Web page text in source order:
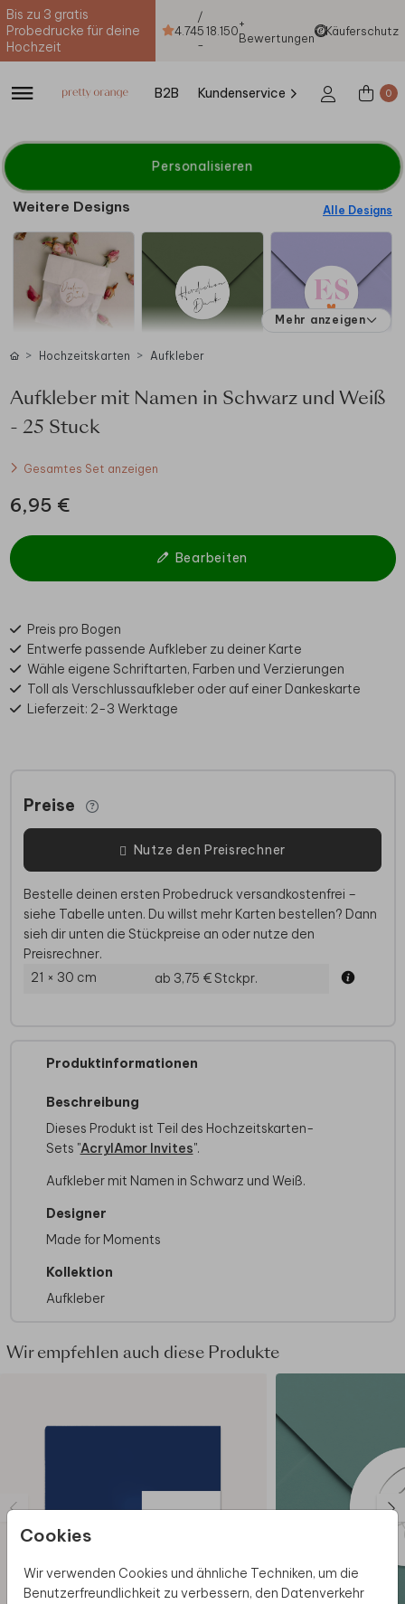
Bis zu 3 gratis
Probedrucke für deine
Hochzeit
4.74
/
5
-
18.150+
Bewertungen
Käuferschutz
B2B Kundenservice 0
Cookies
Wir verwenden Cookies und ähnliche Techniken, um die
Benutzerfreundlichkeit zu verbessern, den Datenverkehr
Personalisieren
Weitere Designs Alle Designs
Mehr anzeigen
Hochzeitskarten Aufkleber
Aufkleber mit Namen in Schwarz und Weiß
- 25 Stuck
Gesamtes Set anzeigen
6,95 €
Bearbeiten
Preis pro Bogen
Entwerfe passende Aufkleber zu deiner Karte
Wähle eigene Schriftarten, Farben und Verzierungen
Toll als Verschlussaufkleber oder auf einer Dankeskarte
Lieferzeit: 2-3 Werktage
Preise
Nutze den Preisrechner
Bestelle deinen ersten Probedruck versandkostenfrei –
siehe Tabelle unten. Du willst mehr Karten bestellen? Dann
sieh dir unten die Stückpreise an oder nutze den
Preisrechner.
21 × 30 cm
ab 3,75 €Stckpr.
Produktinformationen
Beschreibung
Dieses Produkt ist Teil des Hochzeitskarten-
Sets "AcrylAmor Invites".
Aufkleber mit Namen in Schwarz und Weiß.
Designer
Made for Moments
Kollektion
Aufkleber
Wir empfehlen auch diese Produkte